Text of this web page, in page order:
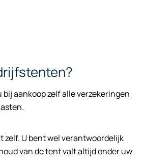
aankoop zelf alle verzekeringen
U bent wel verantwoordelijk
van de tent valt altijd onder uw